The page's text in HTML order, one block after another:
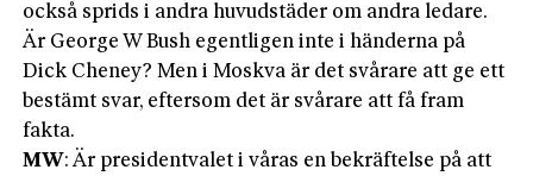
också sprids i andra huvudstäder om andra ledare.
Är George W Bush egentligen inte i händerna på
Dick Cheney? Men i Moskva är det svårare att ge ett
bestämt svar, eftersom det är svårare att få fram
fakta.
MW: Är presidentvalet i våras en bekräftelse på att